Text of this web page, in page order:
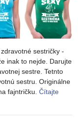
sestričky -
inak to nejde. Darujte
sestre. Tetnto
sestru. Originálne
fajntričku. Čítajte